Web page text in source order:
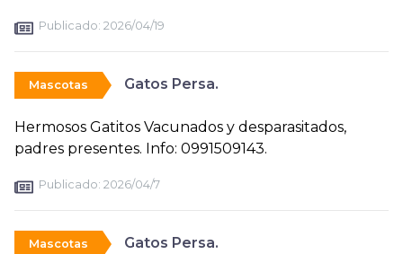
Publicado: 2026/04/19
Mascotas Gatos Persa.
Hermosos Gatitos Vacunados y desparasitados,
padres presentes. Info: 0991509143.
Publicado: 2026/04/7
Mascotas Gatos Persa.